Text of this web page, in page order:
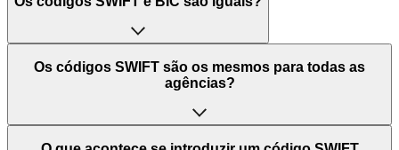
O acrónimo SWIFT significa "Society for Worldwide
Interbank Financial Telecommunication (Sociedade para
Mundiais)". Trata-se de uma rede mundial onde se
processam pagamentos entre países. Por outro lado, BIC
Os códigos SWIFT são os mesmos para todas as
agências?